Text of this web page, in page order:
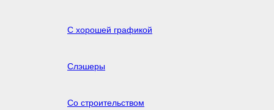
С хорошей графикой
Слэшеры
Со строительством